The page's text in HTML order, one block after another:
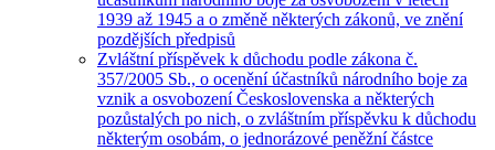
1939 až 1945 a o změně některých zákonů, ve znění
pozdějších předpisů
Zvláštní příspěvek k důchodu podle zákona č.
357/2005 Sb., o ocenění účastníků národního boje za
vznik a osvobození Československa a některých
pozůstalých po nich, o zvláštním příspěvku k důchodu
některým osobám, o jednorázové peněžní částce